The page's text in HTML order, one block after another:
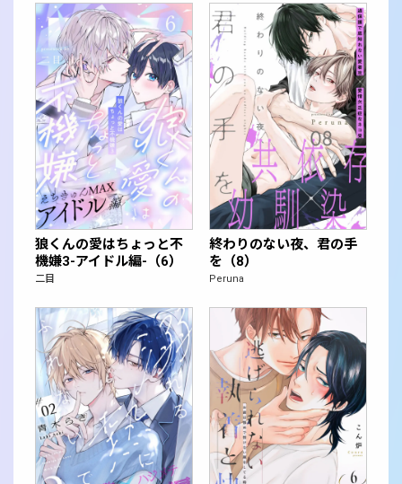
狼くんの愛はちょっと不
機嫌3-アイドル編-（6）
二目
終わりのない夜、君の手
を（8）
Peruna